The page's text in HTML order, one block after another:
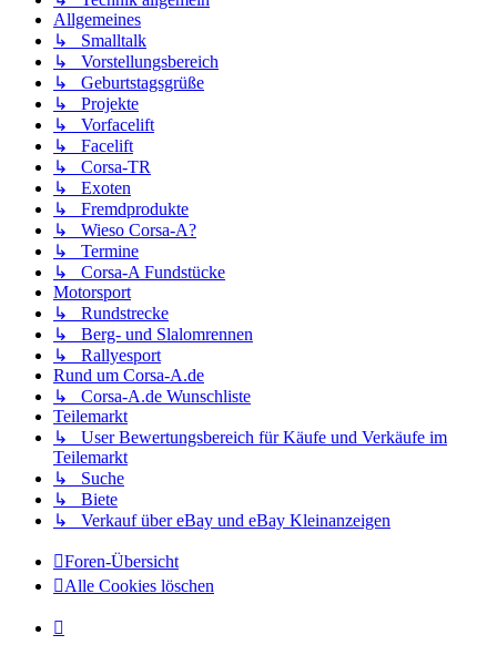
Allgemeines
↳ Smalltalk
↳ Vorstellungsbereich
↳ Geburtstagsgrüße
↳ Projekte
↳ Vorfacelift
↳ Facelift
↳ Corsa-TR
↳ Exoten
↳ Fremdprodukte
↳ Wieso Corsa-A?
↳ Termine
↳ Corsa-A Fundstücke
Motorsport
↳ Rundstrecke
↳ Berg- und Slalomrennen
↳ Rallyesport
Rund um Corsa-A.de
↳ Corsa-A.de Wunschliste
Teilemarkt
↳ User Bewertungsbereich für Käufe und Verkäufe im
Teilemarkt
↳ Suche
↳ Biete
↳ Verkauf über eBay und eBay Kleinanzeigen
Foren-Übersicht
Alle Cookies löschen